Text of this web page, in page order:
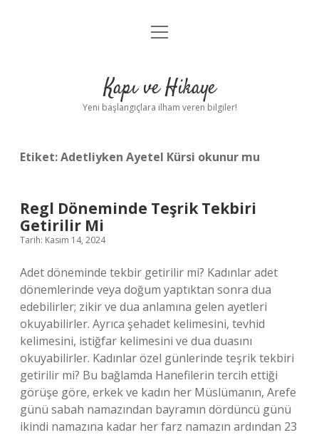
Anasayfa
Yasal Uyarı
menüyü
Kapı ve Hikaye
Yeni başlangıçlara ilham veren bilgiler!
Etiket:Adetliyken Ayetel Kürsi okunur mu
Regl Döneminde Teşrik Tekbiri
Getirilir Mi
Tarih: Kasım 14, 2024
Adet döneminde tekbir getirilir mi? Kadınlar adet
dönemlerinde veya doğum yaptıktan sonra dua
edebilirler; zikir ve dua anlamına gelen ayetleri
okuyabilirler. Ayrıca şehadet kelimesini, tevhid
kelimesini, istiğfar kelimesini ve dua duasını
okuyabilirler. Kadınlar özel günlerinde teşrik tekbiri
getirilir mi? Bu bağlamda Hanefilerin tercih ettiği
görüşe göre, erkek ve kadın her Müslümanın, Arefe
günü sabah namazından bayramın dördüncü günü
ikindi namazına kadar her farz namazın ardından 23